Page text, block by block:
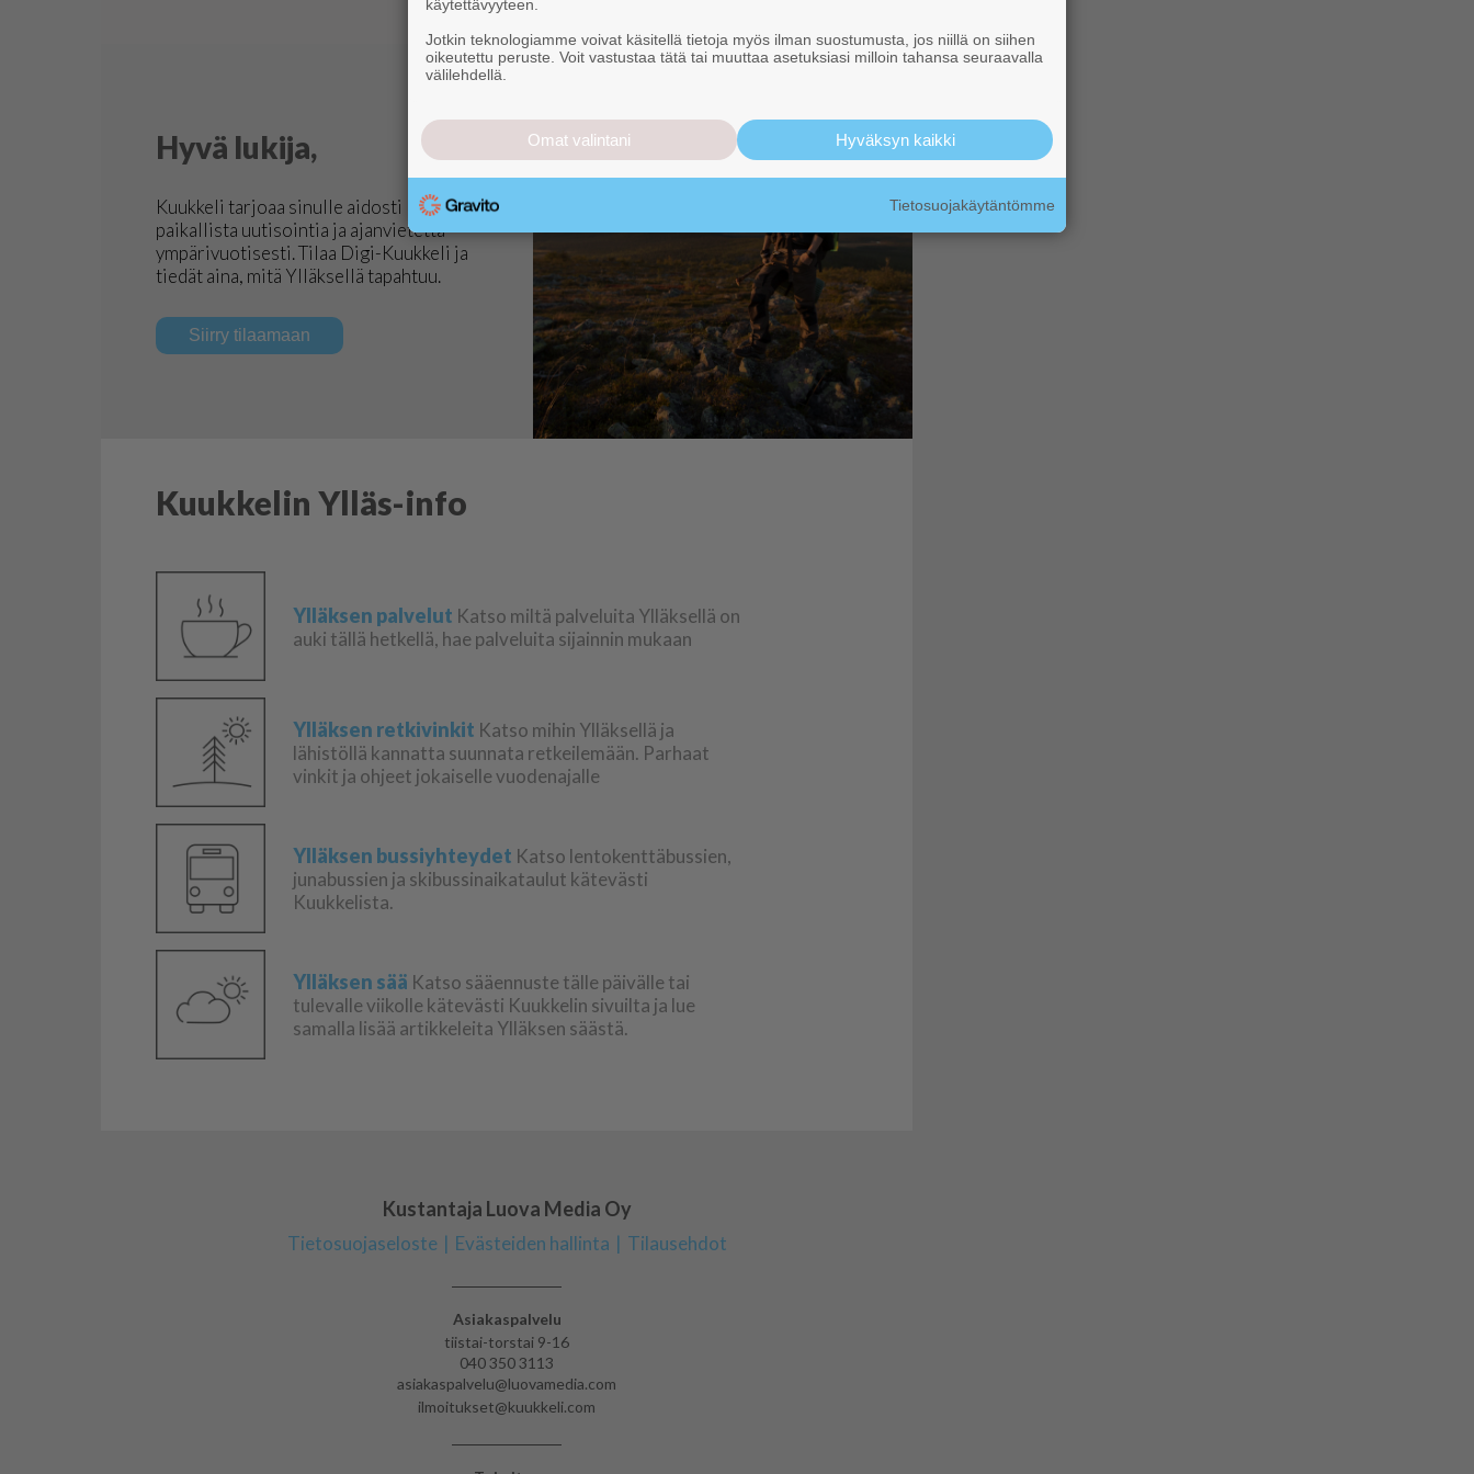
Hyvä lukija,
Kuukkeli tarjoaa sinulle aidosti
paikallista uutisointia ja ajanvietettä –
ympärivuotisesti. Tilaa Digi-Kuukkeli ja
tiedät aina, mitä Ylläksellä tapahtuu.
Siirry tilaamaan
Kuukkelin Ylläs-info
Ylläksen palvelut Katso miltä palveluita Ylläksellä on
auki tällä hetkellä, hae palveluita sijainnin mukaan
Ylläksen retkivinkit Katso mihin Ylläksellä ja
lähistöllä kannatta suunnata retkeilemään. Parhaat
vinkit ja ohjeet jokaiselle vuodenajalle
Ylläksen bussiyhteydet Katso lentokenttäbussien,
junabussien ja skibussinaikataulut kätevästi
Kuukkelista.
Ylläksen sää Katso sääennuste tälle päivälle tai
tulevalle viikolle kätevästi Kuukkelin sivuilta ja lue
samalla lisää artikkeleita Ylläksen säästä.
Kustantaja Luova Media Oy
Tietosuojaseloste Evästeiden hallinta Tilausehdot
Asiakaspalvelu
tiistai-torstai 9-16
040 350 3113
asiakaspalvelu@luovamedia.com
ilmoitukset@kuukkeli.com
käytettävyyteen.
Jotkin teknologiamme voivat käsitellä tietoja myös ilman suostumusta, jos niillä on siihen
oikeutettu peruste. Voit vastustaa tätä tai muuttaa asetuksiasi milloin tahansa seuraavalla
välilehdellä.
Hyväksyn kaikki
Omat valintani
Tietosuojakäytäntömme